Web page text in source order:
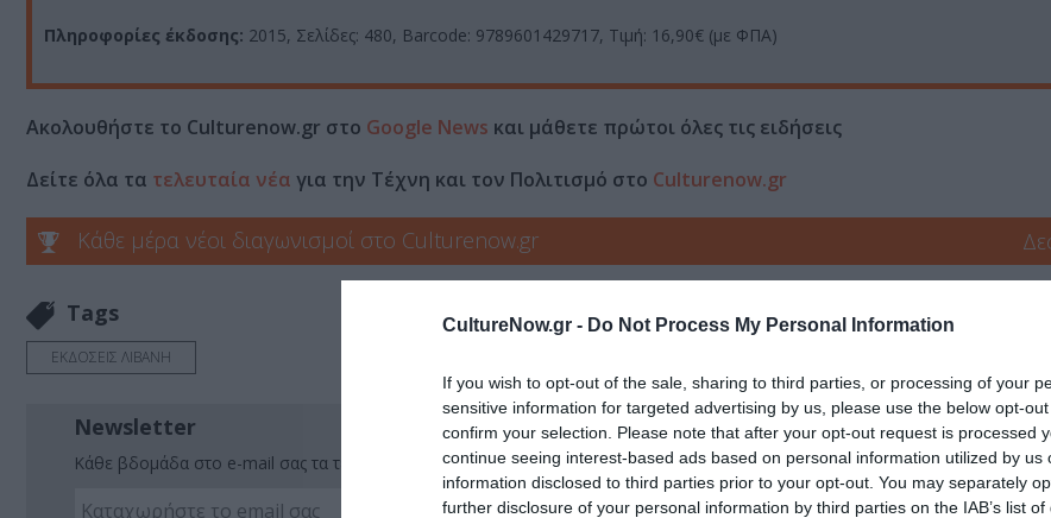
CultureNow.gr - Do Not Process My Personal Information
If you wish to opt-out of the sale, sharing to third parties, or processing of your
sensitive information for targeted advertising by us, please use the below opt-
confirm your selection. Please note that after your opt-out request is processed
continue seeing interest-based ads based on personal information utilized by us
information disclosed to third parties prior to your opt-out. You may separately
further disclosure of your personal information by third parties on the IAB’s list of
Πληροφορίες έκδοσης: 2015, Σελίδες: 480, Barcode: 9789601429717, Τιμή: 16,90€ (με ΦΠΑ)
Ακολουθήστε το Culturenow.gr στο Google News και μάθετε πρώτοι όλες τις ειδήσεις
Δείτε όλα τα τελευταία νέα για την Τέχνη και τον Πολιτισμό στο Culturenow.gr
Κάθε μέρα νέοι διαγωνισμοί στο Culturenow.gr
Tags
ΕΚΔΟΣΕΙΣ ΛΙΒΑΝΗ
Newsletter
Κάθε βδομάδα στο e-mail σας τα τελευταία νέα για την Τέχνη και τον Πολιτισμό!